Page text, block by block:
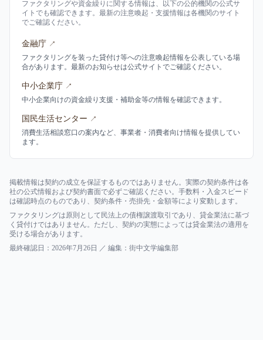
ファクタリングや資金繰りに関する情報は、以下の公的機関の公式サ
イトでも確認できます。最新の注意喚起・支援情報は各機関のサイト
でご確認ください。
金融庁 ↗
ファクタリングを装った貸付け等への注意喚起情報を公表している場
合があります。最新のお知らせは公式サイトでご確認ください。
中小企業庁 ↗
中小企業向けの資金繰り支援・補助金等の情報を確認できます。
国民生活センター ↗
消費生活相談窓口の案内など、事業者・消費者向け情報を提供してい
ます。
掲載情報は契約の成立を保証するものではありません。実際の契約条件は各
社の公式情報および契約書面で必ずご確認ください。手数料・入金スピード
は確認時点のものであり、契約条件・売掛先・金額等により変動します。
ファクタリングは原則として民法上の債権譲渡取引であり、貸金業法に基づ
く貸付けではありません。ただし、契約の実態によっては貸金業法の適用を
受ける場合があります。
最終確認日： 2026年7月26日 ／ 編集： 街中文学編集部